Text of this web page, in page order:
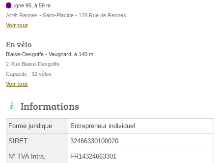
Ligne 95, à 59 m
Arrêt Rennes - Saint-Placide - 128 Rue de Rennes
Voir tout
En vélo
Blaise-Desgoffe - Vaugirard, à 140 m
2 Rue Blaise-Desgoffe
Capacité : 32 vélos
Voir tout
Informations
Forme juridique Entrepreneur individuel
SIRET 32466330100020
N° TVA Intra. FR14324663301